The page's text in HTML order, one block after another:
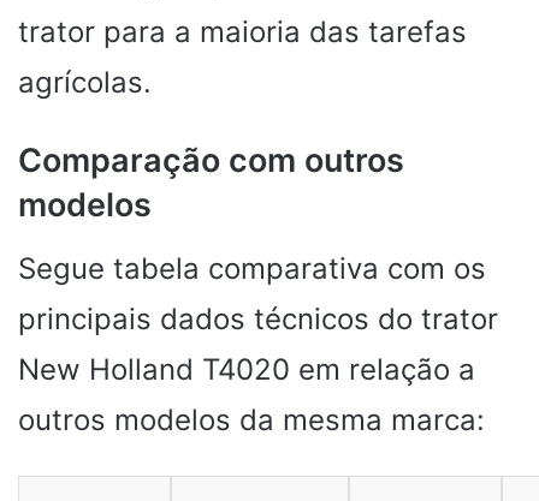
trator para a maioria das tarefas
agrícolas.
Comparação com outros
modelos
Segue tabela comparativa com os
principais dados técnicos do trator
New Holland T4020 em relação a
outros modelos da mesma marca: